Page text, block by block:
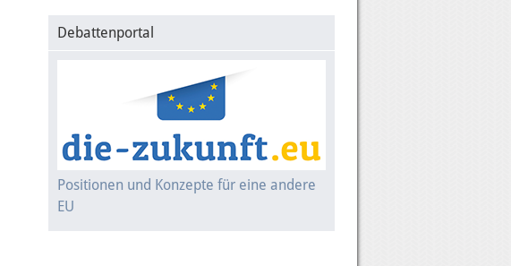
Debattenportal
Positionen und Konzepte für eine andere
EU